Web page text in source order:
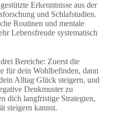
Erkenntnisse aus der
und Schlafstudien.
Routinen und mentale
Lebensfreude systematisch
Bereiche: Zuerst die
für dein Wohlbefinden, dann
Alltag Glück steigern, und
Denkmuster zu
dich langfristige Strategien,
steigern kannst.